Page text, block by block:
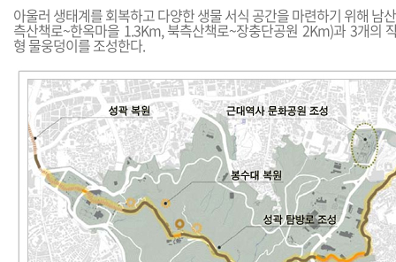
아울러 생태계를 회복하고 다양한 생물 서식 공간을 마련하기 위해 남
측산책로~한옥마을 1.3Km, 북측산책로~장충단공원 2Km)과 3개의
형 물웅덩이를 조성한다.